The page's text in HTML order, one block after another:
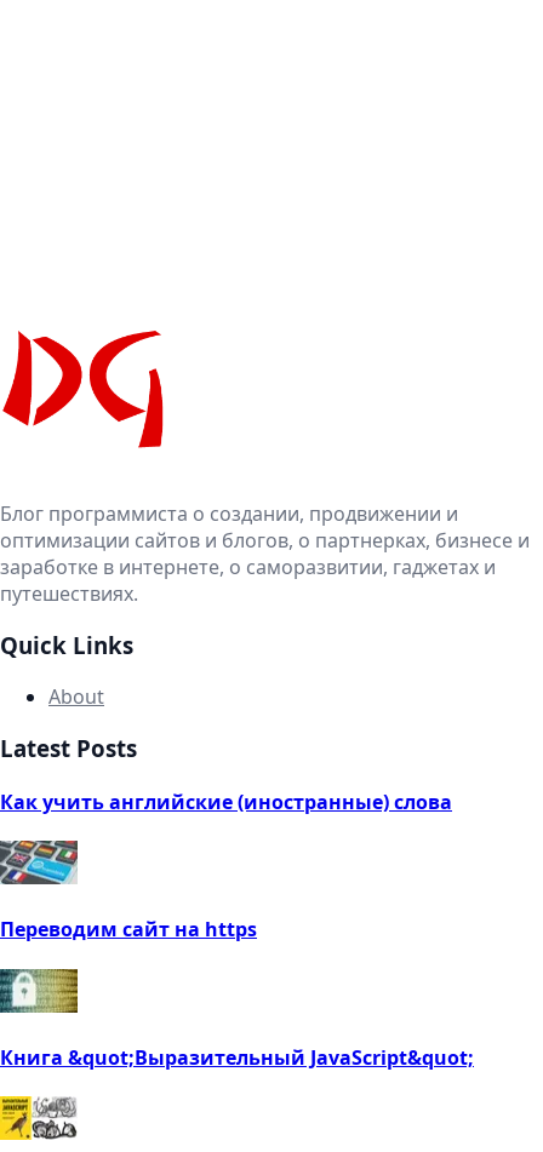
Блог программиста о создании, продвижении и
оптимизации сайтов и блогов, о партнерках, бизнесе и
заработке в интернете, о саморазвитии, гаджетах и
путешествиях.
Quick Links
About
Latest Posts
Как учить английские (иностранные) слова
Переводим сайт на https
Книга &quot;Выразительный JavaScript&quot;